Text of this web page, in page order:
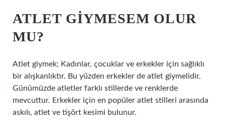
ATLET GIYMESEM OLUR
MU?
Atlet giymek; Kadınlar, çocuklar ve erkekler için sağlıklı
bir alışkanlıktır. Bu yüzden erkekler de atlet giymelidir.
Günümüzde atletler farklı stillerde ve renklerde
mevcuttur. Erkekler için en popüler atlet stilleri arasında
askılı, atlet ve tişört kesimi bulunur.